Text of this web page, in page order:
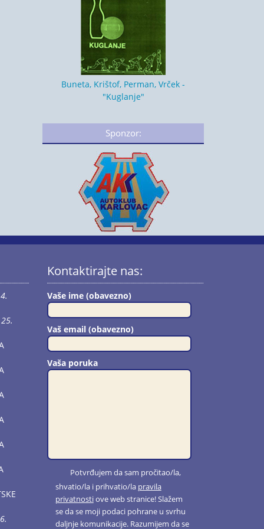
Buneta, Krištof, Perman, Vrček -
"Kuglanje"
Sponzor:
4.
25.
Kontaktirajte nas:
Vaše ime (obavezno)
Vaš email (obavezno)
Vaša poruka
Potvrđujem da sam pročitao/la,
shvatio/la i prihvatio/la pravila
privatnostiove web stranice! Slažem
se da se moji podaci pohrane u svrhu
daljnje komunikacije. Razumijem da se